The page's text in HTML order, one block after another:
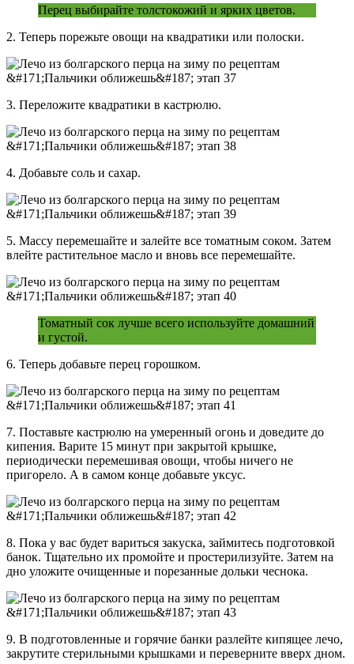
Перец выбирайте толстокожий и ярких цветов.
2. Теперь порежьте овощи на квадратики или полоски.
3. Переложите квадратики в кастрюлю.
4. Добавьте соль и сахар.
5. Массу перемешайте и залейте все томатным соком. Затем
влейте растительное масло и вновь все перемешайте.
Томатный сок лучше всего используйте домашний
и густой.
6. Теперь добавьте перец горошком.
7. Поставьте кастрюлю на умеренный огонь и доведите до
кипения. Варите 15 минут при закрытой крышке,
периодически перемешивая овощи, чтобы ничего не
пригорело. А в самом конце добавьте уксус.
8. Пока у вас будет вариться закуска, займитесь подготовкой
банок. Тщательно их промойте и простерилизуйте. Затем на
дно уложите очищенные и порезанные дольки чеснока.
9. В подготовленные и горячие банки разлейте кипящее лечо,
закрутите стерильными крышками и переверните вверх дном.